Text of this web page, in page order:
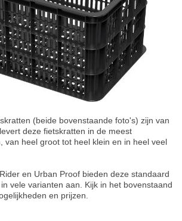
(beide bovenstaande foto's) zijn van
deze fietskratten in de meest
van heel groot tot heel klein en in heel veel
en Urban Proof bieden deze standaard
vele varianten aan. Kijk in het bovenstaand
en prijzen.